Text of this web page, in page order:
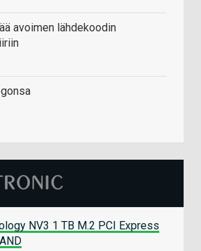
avoimen lähdekoodin
NV3 1 TB M.2 PCI Express